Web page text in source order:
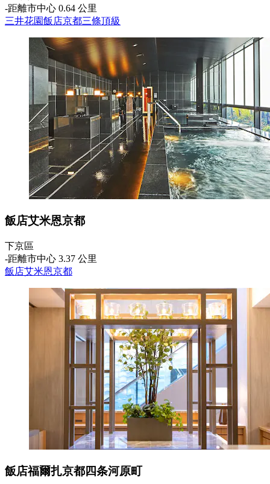
‐距離市中心 0.64 公里
三井花園飯店京都三條頂級
飯店艾米恩京都
下京區
‐距離市中心 3.37 公里
飯店艾米恩京都
飯店福爾扎京都四条河原町